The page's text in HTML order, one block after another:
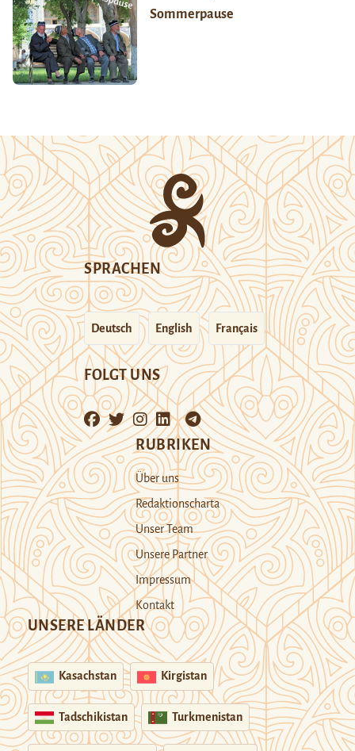
Sommerpause
SPRACHEN
Deutsch English Français
FOLGT UNS
RUBRIKEN
Über uns
Redaktionscharta
Unser Team
Unsere Partner
Impressum
Kontakt
UNSERE LÄNDER
Kasachstan Kirgistan
Tadschikistan Turkmenistan